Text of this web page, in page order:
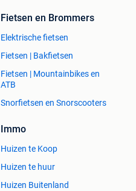
Fietsen en Brommers
Elektrische fietsen
Fietsen | Bakfietsen
Fietsen | Mountainbikes en
ATB
Snorfietsen en Snorscooters
Immo
Huizen te Koop
Huizen te huur
Huizen Buitenland